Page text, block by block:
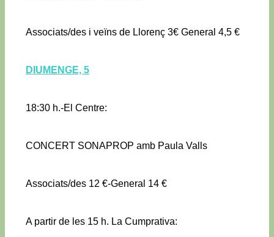
Associats/des i veïns de Llorenç 3€ General 4,5 €
DIUMENGE, 5
18:30 h.-El Centre:
CONCERT SONAPROP amb Paula Valls
Associats/des 12 €-General 14 €
A partir de les 15 h. La Cumprativa: